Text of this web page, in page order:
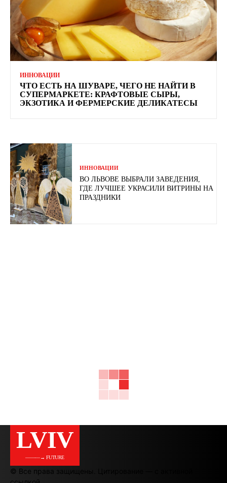
ИННОВАЦИИ
ЧТО ЕСТЬ НА ШУВАРЕ, ЧЕГО НЕ НАЙТИ В
СУПЕРМАРКЕТЕ: КРАФТОВЫЕ СЫРЫ,
ЭКЗОТИКА И ФЕРМЕРСКИЕ ДЕЛИКАТЕСЫ
ИННОВАЦИИ
ВО ЛЬВОВЕ ВЫБРАЛИ ЗАВЕДЕНИЯ,
ГДЕ ЛУЧШЕЕ УКРАСИЛИ ВИТРИНЫ НА
ПРАЗДНИКИ
LVIV
———→ FUTURE
© Все права защищены. Цитирование — с активной